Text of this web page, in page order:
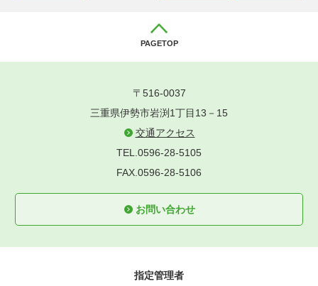
PAGETOP
〒516-0037
三重県伊勢市岩渕1丁目13－15
交通アクセス
TEL.0596-28-5105
FAX.0596-28-5106
お問い合わせ
指定管理者